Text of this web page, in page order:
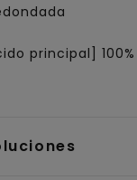
principal]